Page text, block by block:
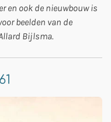
en ook de nieuwbouw is
beelden van de
Bijlsma.